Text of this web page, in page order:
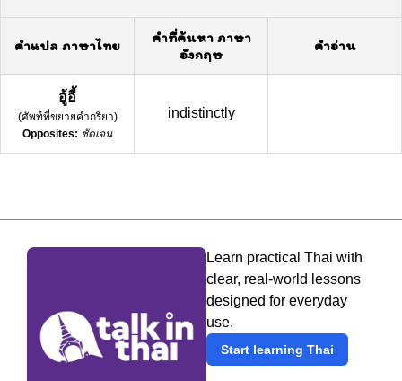
คำแปล ภาษาไทย
คำที่ค้นหา ภาษา
อังกฤษ
คำอ่าน
อู้อี้
(ศัพท์ที่ขยายคำกริยา)
Opposites: ชัดเจน
indistinctly
Learn practical Thai with
clear, real-world lessons
designed for everyday
use.
Start learning Thai